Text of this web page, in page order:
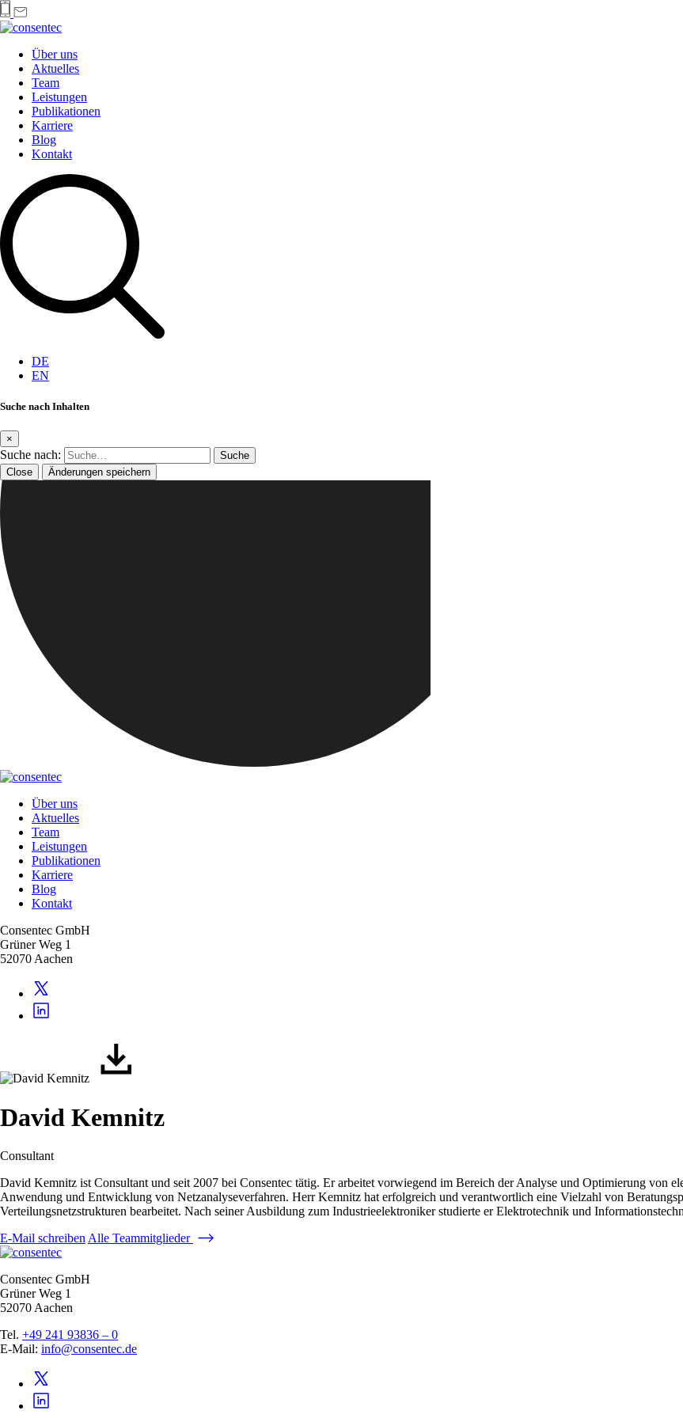
Über uns
Aktuelles
Team
Leistungen
Publikationen
Karriere
Blog
Kontakt
DE
EN
Suche nach Inhalten
×
Suche nach:
Close Änderungen speichern
Über uns
Aktuelles
Team
Leistungen
Publikationen
Karriere
Blog
Kontakt
Consentec GmbH
Grüner Weg 1
52070 Aachen
David Kemnitz
Consultant
David Kemnitz ist Consultant und seit 2007 bei Consentec tätig. Er arbeitet vorwiegend im Bereich der Analyse und Optimierung von
Anwendung und Entwicklung von Netzanalyseverfahren. Herr Kemnitz hat erfolgreich und verantwortlich eine Vielzahl von
Verteilungsnetzstrukturen bearbeitet. Nach seiner Ausbildung zum Industrieelektroniker studierte er Elektrotechnik und
E-Mail schreiben Alle Teammitglieder
Consentec GmbH
Grüner Weg 1
52070 Aachen
Tel. +49 241 93836 – 0
E-Mail: info@consentec.de